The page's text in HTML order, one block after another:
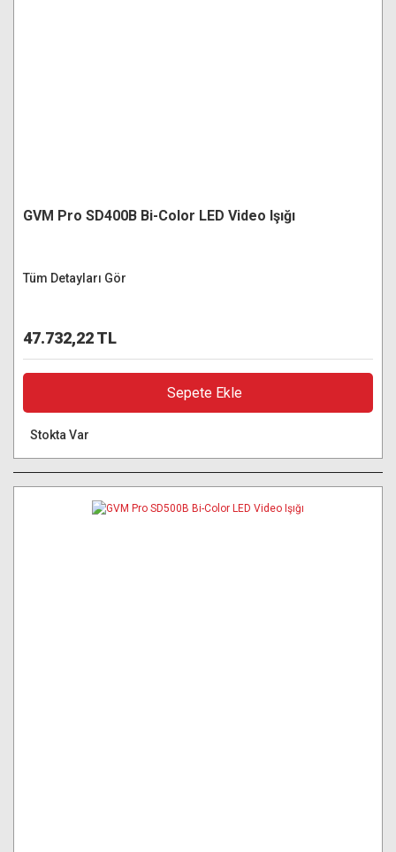
GVM Pro SD400B Bi-Color LED Video Işığı
Tüm Detayları Gör
47.732,22 TL
Sepete Ekle
Stokta Var